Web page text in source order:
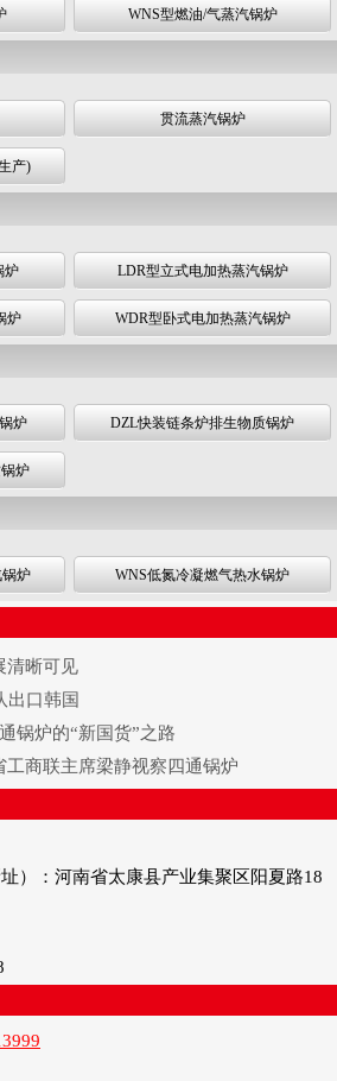
WNS型燃油/气蒸汽锅炉
贯流蒸汽锅炉
产)
炉 LDR型立式电加热蒸汽锅炉
炉 WDR型卧式电加热蒸汽锅炉
炉 DZL快装链条炉排生物质锅炉
炉
炉 WNS低氮冷凝燃气热水锅炉
清晰可见
出口韩国
锅炉的“新国货”之路
商联主席梁静视察四通锅炉
）：河南省太康县产业集聚区阳夏路18